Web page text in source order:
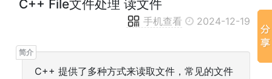
C++ File文件处理 读文件
手机查看 2024-12-19
C++ 提供了多种方式来读取文件，常见的文件